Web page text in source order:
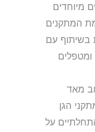
מיוחדים
המתקנים
בשיתוף עם
ומטפלים
מאד
הגן
על